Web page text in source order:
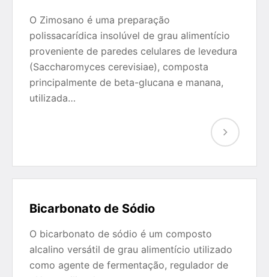
O Zimosano é uma preparação
polissacarídica insolúvel de grau alimentício
proveniente de paredes celulares de levedura
(Saccharomyces cerevisiae), composta
principalmente de beta-glucana e manana,
utilizada…
Bicarbonato de Sódio
O bicarbonato de sódio é um composto
alcalino versátil de grau alimentício utilizado
como agente de fermentação, regulador de